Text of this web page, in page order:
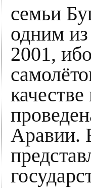
семьи
одним из
2001,
Аравии.